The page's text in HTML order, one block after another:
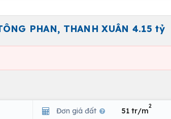
PHAN, THANH XUÂN 4.15 tỷ
Đơn giá đất 51 tr/m
2